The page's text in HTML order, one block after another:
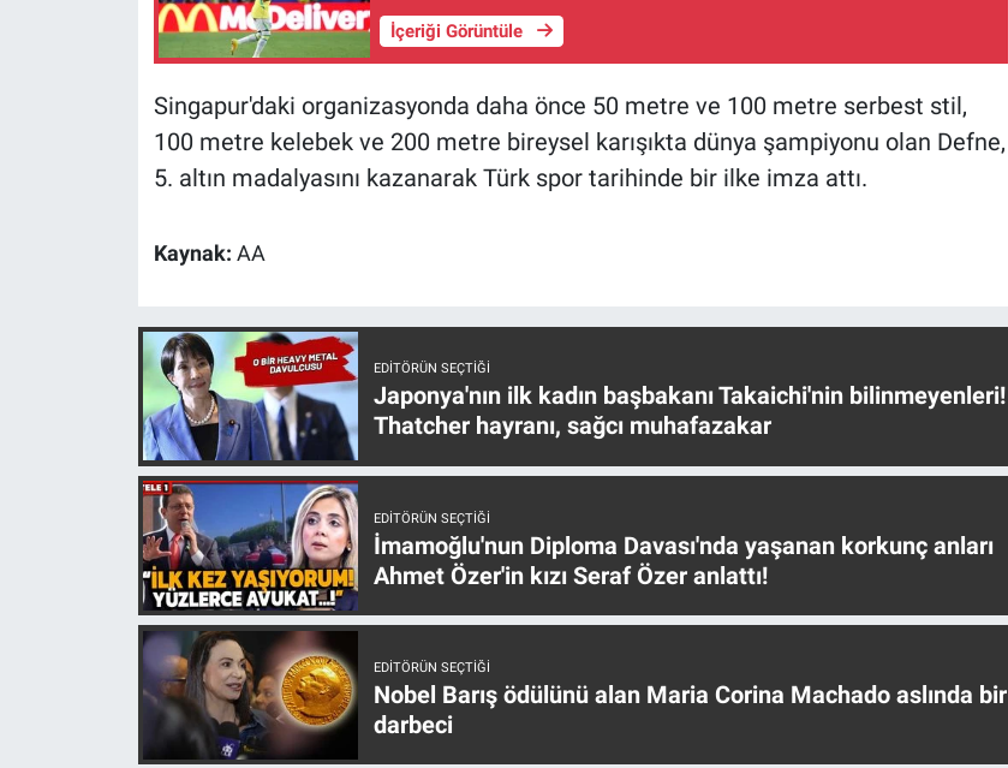
İçeriği Görüntüle
Singapur'daki organizasyonda daha önce 50 metre ve 100 metre serbest stil,
100 metre kelebek ve 200 metre bireysel karışıkta dünya şampiyonu olan Defne,
5. altın madalyasını kazanarak Türk spor tarihinde bir ilke imza attı.
Kaynak: AA
EDITÖRÜN SEÇTIĞI
Japonya'nın ilk kadın başbakanı Takaichi'nin bilinmeyenleri!
Thatcher hayranı, sağcı muhafazakar
EDITÖRÜN SEÇTIĞI
İmamoğlu'nun Diploma Davası'nda yaşanan korkunç anları
Ahmet Özer'in kızı Seraf Özer anlattı!
EDITÖRÜN SEÇTIĞI
Nobel Barış ödülünü alan Maria Corina Machado aslında bir
darbeci
Kültür Sanat
Programlar
Teknoloji
Türkiye'nin Geleceği
Türkiye'nin Gündemi
Yerel Gündem
Yerel Yaşam
Canlı Yayın